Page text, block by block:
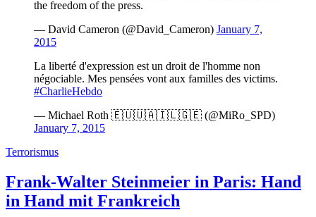
the freedom of the press.
— David Cameron (@David_Cameron) January 7,
2015
La liberté d'expression est un droit de l'homme non
négociable. Mes pensées vont aux familles des victims.
#CharlieHebdo
— Michael Roth 🇪🇺🇺🇦🇮🇱🇬🇪 (@MiRo_SPD)
January 7, 2015
Terrorismus
Frank-Walter Steinmeier in Paris: Hand
in Hand mit Frankreich